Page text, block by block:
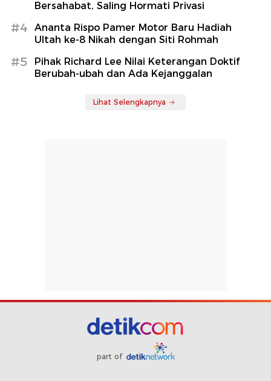
Bersahabat, Saling Hormati Privasi
#4
Ananta Rispo Pamer Motor Baru Hadiah
Ultah ke-8 Nikah dengan Siti Rohmah
#5
Pihak Richard Lee Nilai Keterangan Doktif
Berubah-ubah dan Ada Kejanggalan
Lihat Selengkapnya
part of